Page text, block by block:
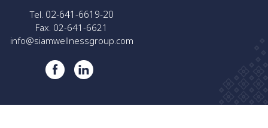
Tel. 02-641-6619-20
Fax. 02-641-6621
info@siamwellnessgroup.com